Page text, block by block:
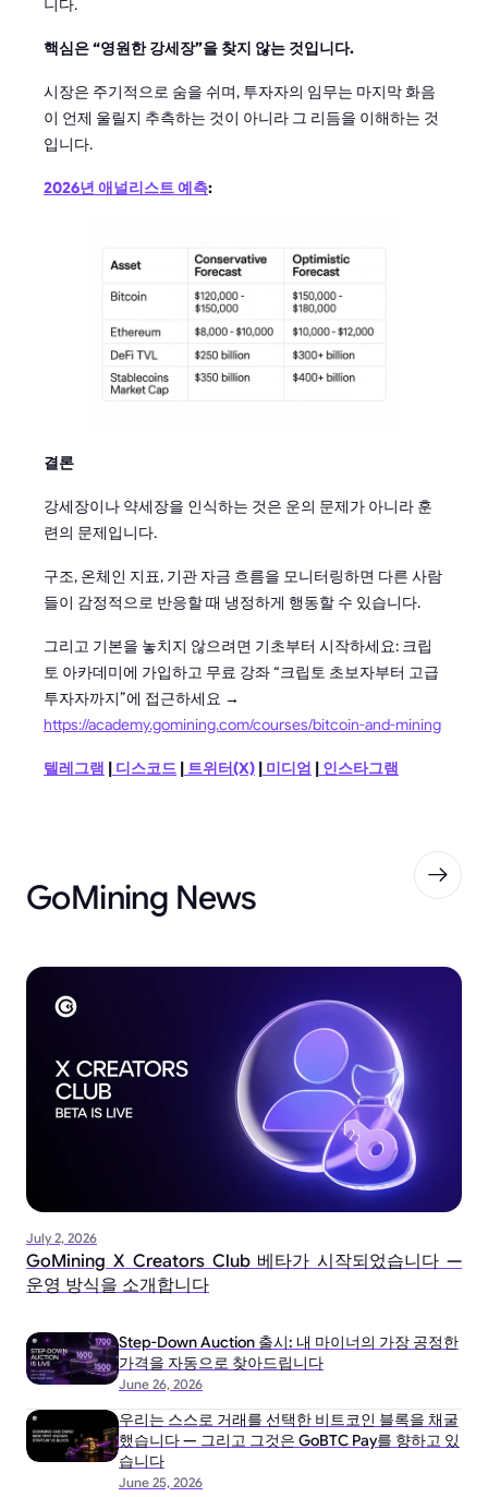
니다.
핵심은 “영원한 강세장”을 찾지 않는 것입니다.
시장은 주기적으로 숨을 쉬며, 투자자의 임무는 마지막 화음
이 언제 울릴지 추측하는 것이 아니라 그 리듬을 이해하는 것
입니다.
2026년 애널리스트 예측:
결론
강세장이나 약세장을 인식하는 것은 운의 문제가 아니라 훈
련의 문제입니다.
구조, 온체인 지표, 기관 자금 흐름을 모니터링하면 다른 사람
들이 감정적으로 반응할 때 냉정하게 행동할 수 있습니다.
그리고 기본을 놓치지 않으려면 기초부터 시작하세요: 크립
토 아카데미에 가입하고 무료 강좌 “크립토 초보자부터 고급
투자자까지”에 접근하세요 →
https://academy.gomining.com/courses/bitcoin-and-mining
텔레그램 | 디스코드 | 트위터(X) | 미디엄 | 인스타그램
GoMining News
July 2, 2026
GoMining X Creators Club 베타가 시작되었습니다 —
운영 방식을 소개합니다
June 26, 2026
Step-Down Auction 출시: 내 마이너의 가장 공정한
가격을 자동으로 찾아드립니다
June 25, 2026
우리는 스스로 거래를 선택한 비트코인 블록을 채굴
했습니다 — 그리고 그것은 GoBTC Pay를 향하고 있
습니다